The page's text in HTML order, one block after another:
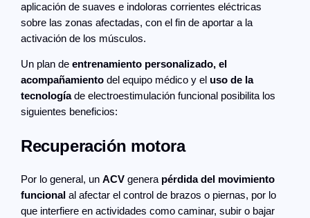
aplicación de suaves e indoloras corrientes eléctricas
sobre las zonas afectadas, con el fin de aportar a la
activación de los músculos.
Un plan deentrenamiento personalizado, el
acompañamientodel equipo médico y el uso de la
tecnologíade electroestimulación funcional posibilita los
siguientes beneficios:
Recuperación motora
Por lo general, unACV genera pérdida del movimiento
funcional al afectar el control de brazos o piernas, por lo
que interfiere en actividades como caminar, subir o bajar